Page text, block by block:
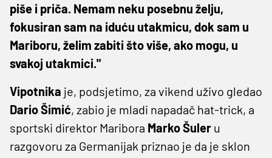
piše i priča. Nemam neku posebnu želju,
fokusiran sam na iduću utakmicu, dok sam u
Mariboru, želim zabiti što više, ako mogu, u
svakoj utakmici."
Vipotnika je, podsjetimo, za vikend uživo gledao
Dario Šimić, zabio je mladi napadač hat-trick, a
sportski direktor Maribora Marko Šuler u
razgovoru za Germanijak priznao je da je sklon